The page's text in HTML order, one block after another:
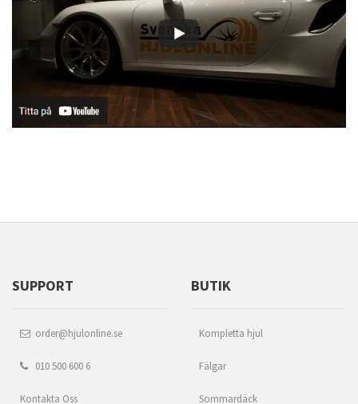
SUPPORT
order@hjulonline.se
010 500 600 6
Kontakta Oss
BUTIK
Kompletta hjul
Fälgar
Sommardäck